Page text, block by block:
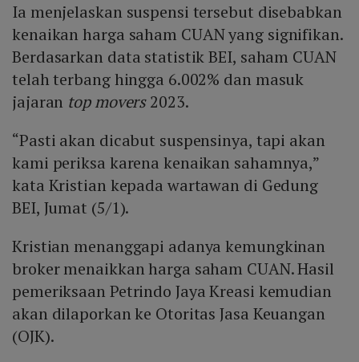
Ia menjelaskan suspensi tersebut disebabkan
kenaikan harga saham CUAN yang signifikan.
Berdasarkan data statistik BEI, saham CUAN
telah terbang hingga 6.002% dan masuk
jajaran top movers2023.
“Pasti akan dicabut suspensinya, tapi akan
kami periksa karena kenaikan sahamnya,”
kata Kristian kepada wartawan di Gedung
BEI, Jumat (5/1).
Kristian menanggapi adanya kemungkinan
broker menaikkan harga saham CUAN. Hasil
pemeriksaan Petrindo Jaya Kreasi kemudian
akan dilaporkan ke Otoritas Jasa Keuangan
(OJK).